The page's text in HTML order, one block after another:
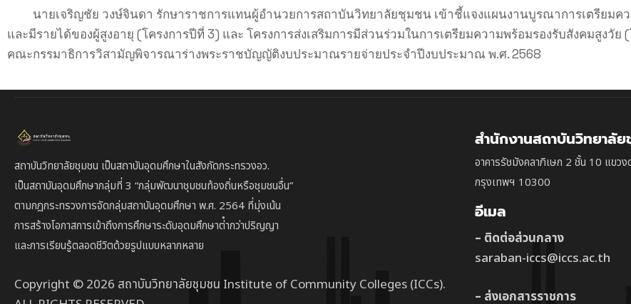
นายเจริญชัย วงษ์จินดา รักษาราชการแทนผู้อำนวยการสถาบันวิทยาลัยชุมชน เข้าชี้แจงแผนงานบูรณาการเตรียมควา
และมีรายได้ของผู้สูงอายุ (โครงการปีที่ 3) และ โครงการส่งเสริมการมีส่วนร่วมในการเตรียมความพร้อมรองรับสังคมสูง
คณะกรรมาธิการวิสามัญพิจารณาร่างพระราชบัญญัติงบประมาณรายจ่ายประจำปีงบประมาณ พ.ศ. 2568
สถาบันวิทยาลัยชุมชน เป็นสถาบันอุดมศึกษาในสังกัดกระทรวงอว.
เป็นสถาบันอุดมศึกษากลุ่มที่ 3 “กลุ่มพัฒนาชุมชนท้องถิ่นหรือชุมชนอื่น”
ตามกฎกระทรวงการจัดกลุ่มสถาบันอุดมศึกษา พ.ศ. 2564 ที่มุ่งเน้น
การสร้างโอกาสการเข้าถึงการศึกษาระดับอุดมศึกษาต่ํากว่าปริญญา
และการเรียนรู้ตลอดชีวิตด้วยรูปแบบหลากหลาย
Copyright © 2026 สถาบันวิทยาลัยชุมชน Institute of Community Colleges (ICCs).
สำนักงานสถาบันวิทยาลั
อาคารรัชมังคลาภิเษก 2 ชั้น 10 แขว
กรุงเทพฯ 10300
อีเมล
– ติดต่อส่วนกลาง
saraban-iccs@iccs.ac.th
– ส่งเอกสารราชการ